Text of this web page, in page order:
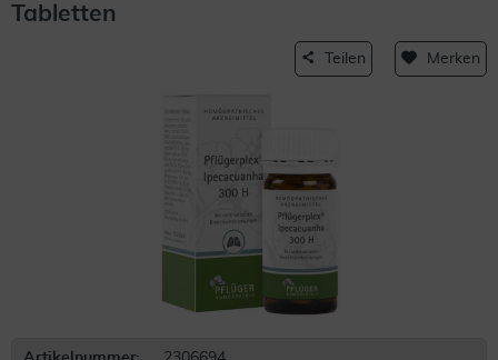
Tabletten
Teilen Merken